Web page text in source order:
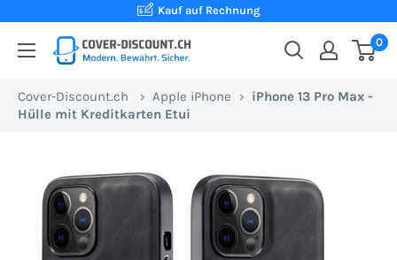
Inhalt
Kauf auf Rechnung
Cover-
Ihr
Onlineshop
der
Schweiz
für
Schutzhüllen
0
Cover-Discount.ch › Apple iPhone › iPhone 13 Pro Max -
Hülle mit Kreditkarten Etui